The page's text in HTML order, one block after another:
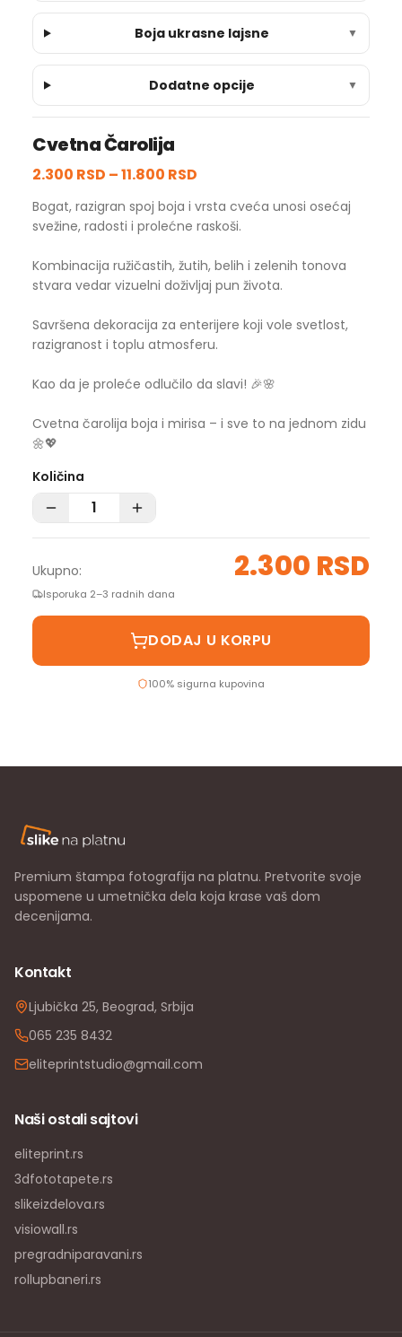
Boja ukrasne lajsne ▼
Dodatne opcije ▼
Cvetna Čarolija
2.300 RSD –11.800 RSD
Bogat, razigran spoj boja i vrsta cveća unosi osećaj
svežine, radosti i prolećne raskoši.
Kombinacija ružičastih, žutih, belih i zelenih tonova
stvara vedar vizuelni doživljaj pun života.
Savršena dekoracija za enterijere koji vole svetlost,
razigranost i toplu atmosferu.
Kao da je proleće odlučilo da slavi! 🎉🌸
Cvetna čarolija boja i mirisa – i sve to na jednom zidu
🌼💖
Količina
Ukupno: 2.300 RSD
Isporuka 2–3 radnih dana
DODAJ U KORPU
100% sigurna kupovina
Premium štampa fotografija na platnu. Pretvorite svoje
uspomene u umetnička dela koja krase vaš dom
decenijama.
Kontakt
Ljubička 25, Beograd, Srbija
065 235 8432
eliteprintstudio@gmail.com
Naši ostali sajtovi
eliteprint.rs
3dfototapete.rs
slikeizdelova.rs
visiowall.rs
pregradniparavani.rs
rollupbaneri.rs